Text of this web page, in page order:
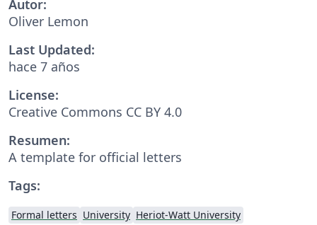
Autor:
Oliver Lemon
Last Updated:
hace 7 años
License:
Creative Commons CC BY 4.0
Resumen:
A template for official letters
Tags:
Formal letters University Heriot-Watt University